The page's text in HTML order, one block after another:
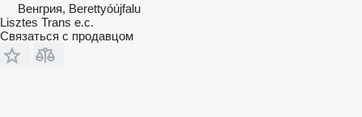
Венгрия, Berettyóújfalu
Lisztes Trans e.c.
Связаться с продавцом